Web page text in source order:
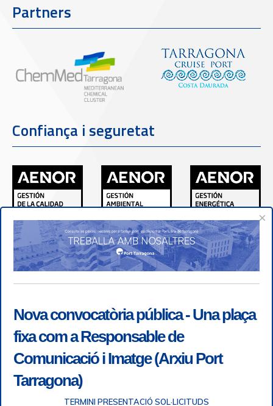
Partners
Confiança i seguretat
×
Nova convocatòria pública - Una plaça
fixa com a Responsable de
Comunicació i Imatge (Arxiu Port
Tarragona)
TERMINI PRESENTACIÓ SOL·LICITUDS